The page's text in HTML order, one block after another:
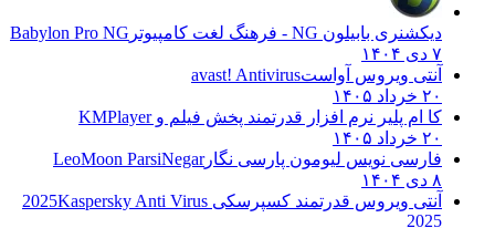
دیکشنری بابیلون NG - فرهنگ لغت کامپیوتر
Babylon Pro NG
آنتی ویروس آواست avast! Antivirus
کا ام پلیر نرم افزار قدرتمند پخش فیلم و KMPlayer
فارسی نویس لیومون پارسی نگارLeoMoon ParsiNegar
آنتی ویروس قدرتمند کسپرسکی 2025Kaspersky Anti Virus